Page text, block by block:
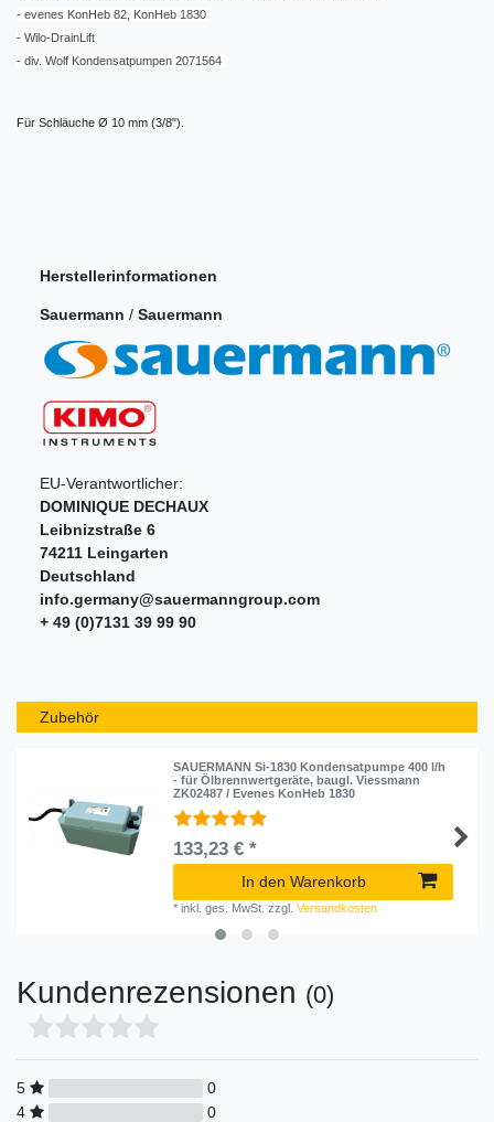
- evenes KonHeb 82, KonHeb 1830
- Wilo-DrainLift
- div. Wolf Kondensatpumpen 2071564
Für Schläuche Ø 10 mm (3/8").
Herstellerinformationen
Sauermann / Sauermann
EU-Verantwortlicher:
DOMINIQUE DECHAUX
Leibnizstraße 6
74211 Leingarten
Deutschland
info.germany@sauermanngroup.com
+ 49 (0)7131 39 99 90
Zubehör
SAUERMANN Si-1830 Kondensatpumpe 400 l/h
- für Ölbrennwertgeräte, baugl. Viessmann
ZK02487 / Evenes KonHeb 1830
133,23 € *
In den Warenkorb
*inkl. ges. MwSt. zzgl.Versandkosten
Kundenrezensionen (0)
5
0
4
0